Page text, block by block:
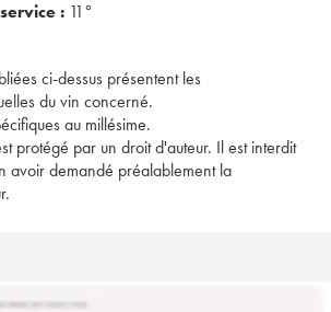
: 11°
ci-dessus présentent les
du vin concerné.
au millésime.
protégé par un droit d'auteur. Il est interdit
avoir demandé préalablement la